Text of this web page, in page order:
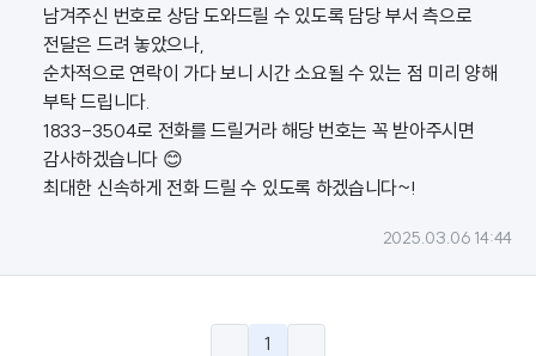
남겨주신 번호로 상담 도와드릴 수 있도록 담당 부서 측으로
전달은 드려 놓았으나,
순차적으로 연락이 가다 보니 시간 소요될 수 있는 점 미리 양해
부탁 드립니다.
1833-3504로 전화를 드릴거라 해당 번호는 꼭 받아주시면
감사하겠습니다 😊
최대한 신속하게 전화 드릴 수 있도록 하겠습니다~!
2025.03.06 14:44
1